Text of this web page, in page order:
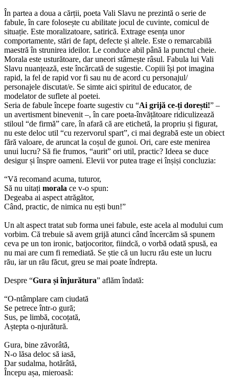
În partea a doua a cărții, poeta Vali Slavu ne prezintă o serie de
fabule, în care folosește cu abilitate jocul de cuvinte, comicul de
situație. Este moralizatoare, satirică. Extrage esența unor
comportamente, stări de fapt, defecte și altele. Este o remarcabilă
maestră în strunirea ideilor. Le conduce abil până la punctul cheie.
Morala este usturătoare, dar uneori stârnește râsul. Fabula lui Vali
Slavu nuanțează, este încărcată de sugestie. Copiii își pot imagina
rapid, la fel de rapid vor fi sau nu de acord cu personajul/
personajele discutat/e. Se simte aici spiritul de educator, de
modelator de suflete al poetei.
Seria de fabule începe foarte sugestiv cu “Ai grijă ce-ți dorești!” –
un avertisment binevenit –, în care poeta-învățătoare ridiculizează
stiloul “de firmă” care, în afară că are etichetă, la propriu și figurat,
nu este deloc util “cu rezervorul spart”, ci mai degrabă este un obiect
fără valoare, de aruncat la coșul de gunoi. Ori, care este menirea
unui lucru? Să fie frumos, “aurit” ori util, practic? Ideea se duce
desigur și înspre oameni. Elevii vor putea trage ei înșiși concluzia:
“Vă recomand acuma, tuturor,
Să nu uitați morala ce v-o spun:
Degeaba ai aspect atrăgător,
Când, practic, de nimica nu ești bun!”
Un alt aspect tratat sub forma unei fabule, este acela al modului cum
vorbim. Că trebuie să avem grijă atunci când încercăm să spunem
ceva pe un ton ironic, batjocoritor, fiindcă, o vorbă odată spusă, ea
nu mai are cum fi remediată. Se știe că un lucru rău este un lucru
rău, iar un rău făcut, greu se mai poate îndrepta.
Despre “Gura și înjurătura” aflăm îndată:
“O-ntâmplare cam ciudată
Se petrece într-o gură;
Sus, pe limbă, cocoțată,
Aștepta o-njurătură.
Gura, bine zăvorâtă,
N-o lăsa deloc să iasă,
Dar sudalma, hotărâtă,
Începu așa, mieroasă: